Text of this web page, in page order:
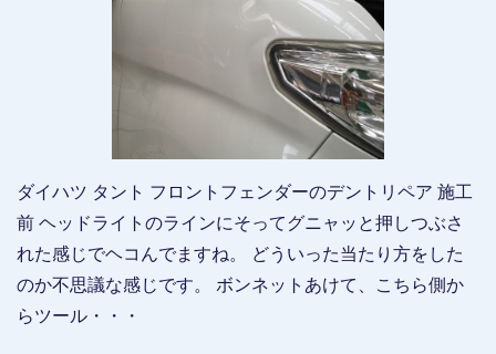
ダイハツ タント フロントフェンダーのデントリペア 施工
前 ヘッドライトのラインにそってグニャッと押しつぶさ
れた感じでヘコんでますね。 どういった当たり方をした
のか不思議な感じです。 ボンネットあけて、こちら側か
らツール・・・